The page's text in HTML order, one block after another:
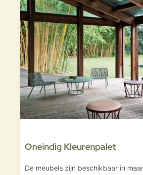
Oneindig Kleurenpalet
De meubels zijn beschikbaar in